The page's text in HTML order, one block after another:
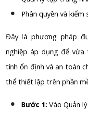
Phân quyền và
Đây là phương pháp
nghiệp áp dụng để
tính ổn định và an toàn
thể thiết lập trên phần
Bước 1: Vào Quản